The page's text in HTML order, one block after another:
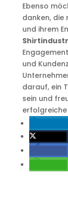
Ebenso
danken, die
und ihrem
und
darauf, ein
sein und